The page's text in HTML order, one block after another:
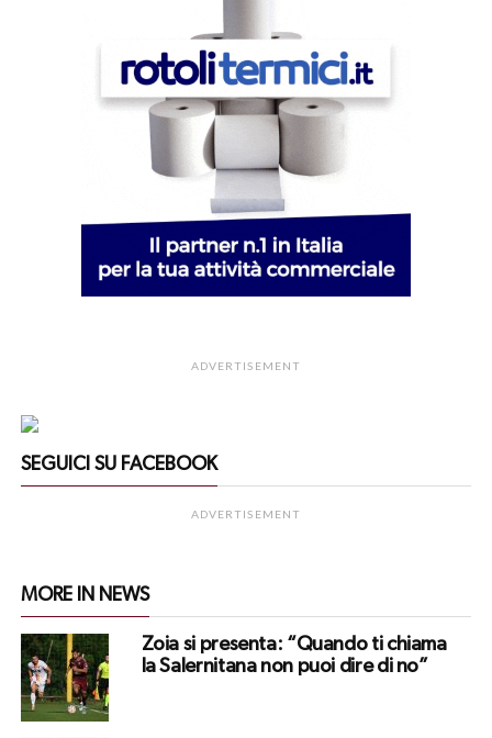
ADVERTISEMENT
SEGUICI SU FACEBOOK
ADVERTISEMENT
MORE IN NEWS
Zoia si presenta: “Quando ti chiama
la Salernitana non puoi dire di no”